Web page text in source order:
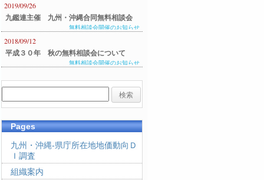
2019/09/26
九鑑連主催 九州・沖縄合同無料相談会
のご案内
無料相談会開催のお知らせ
2018/09/12
平成３０年 秋の無料相談会について
無料相談会開催のお知らせ
Pages
九州・沖縄-県庁所在地地価動向Ｄ
Ｉ調査
組織案内